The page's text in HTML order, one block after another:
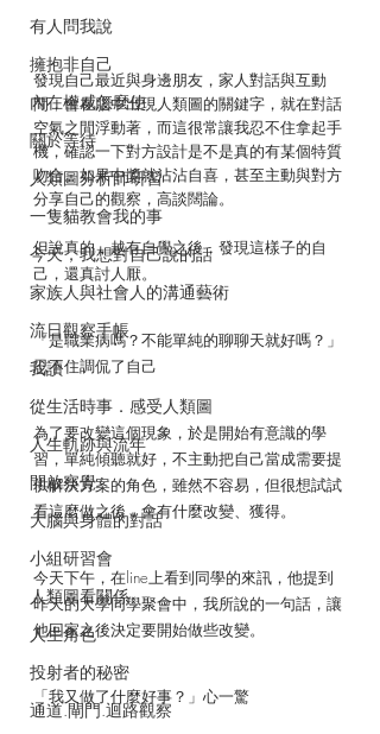
有人問我說
擁抱非自己
內在權威怎麼使
關於等待
人類圖分析師研習
一隻貓教會我的事
今天，我想對自己說的話
家族人與社會人的溝通藝術
流日觀察手帳
我讀
從生活時事．感受人類圖
人生軌跡與流年
開啟察覺
大腦與身體的對話
小組研習會
人類圖看關係
人生角色
投射者的秘密
通道.閘門.迴路觀察
發現自己最近與身邊朋友，家人對話與互動
間，會在腦中出現人類圖的關鍵字，就在對話
空氣之間浮動著，而這很常讓我忍不住拿起手
機，確認一下對方設計是不是真的有某個特質
吻合。如果中獎就沾沾自喜，甚至主動與對方
分享自己的觀察，高談闊論。
但說真的，越有自覺之後，發現這樣子的自
己，還真討人厭。
「是職業病嗎？不能單純的聊聊天就好嗎？」
忍不住調侃了自己
為了要改變這個現象，於是開始有意識的學
習，單純傾聽就好，不主動把自己當成需要提
供解決方案的角色，雖然不容易，但很想試試
看這麼做之後，會有什麼改變、獲得。
今天下午，在line上看到同學的來訊，他提到
昨天的大學同學聚會中，我所說的一句話，讓
他回家之後決定要開始做些改變。
「我又做了什麼好事？」心一驚